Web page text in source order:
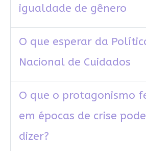
igualdade de gênero
O que esperar da
Nacional de Cuidados
O que o protagonismo
em épocas de crise
dizer?